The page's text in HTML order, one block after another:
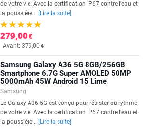
de votre vie. Avec la certification IP67 contre l'eau et
la poussière...
[Lire la suite]
279,00€
Avant: 379,00€
Samsung Galaxy A36 5G 8GB/256GB
Smartphone 6.7G Super AMOLED 50MP
5000mAh 45W Android 15 Lime
Samsung
Le Galaxy A36 5G est conçu pour résister au rythme
de votre vie. Avec la certification IP67 contre l'eau et
la poussière...
[Lire la suite]